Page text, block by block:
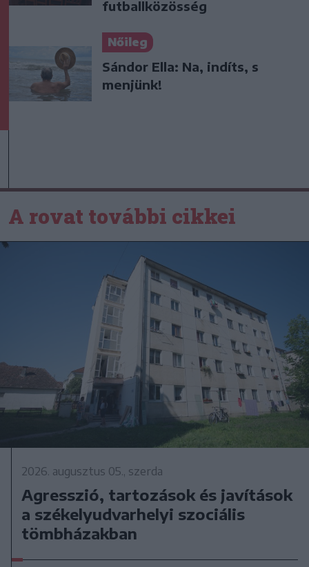
futballközösség
Nőileg
Sándor Ella: Na, indíts, s
menjünk!
A rovat további cikkei
2026. augusztus 05., szerda
Agresszió, tartozások és javítások
a székelyudvarhelyi szociális
tömbházakban